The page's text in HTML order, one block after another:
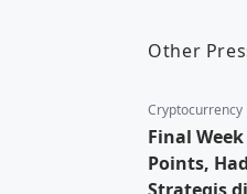
Other
Cryptocurrency
Final
Points,
Strategis